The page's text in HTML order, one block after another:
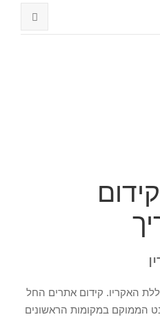
האקריו. קידום אתרים החל
הממוקם במקומות הראשונים